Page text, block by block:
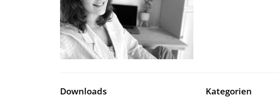
Downloads
Kategorien